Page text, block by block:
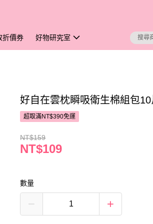
折價券 好物研究室
好自在雲枕瞬吸衛生棉組包
超取滿NT$390免運
NT$159
NT$109
數量